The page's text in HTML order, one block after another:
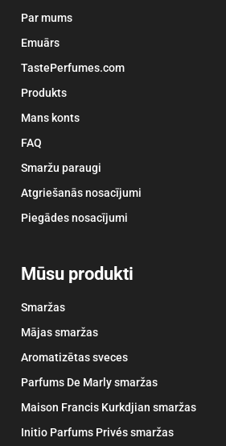
Par mums
Emuārs
TastePerfumes.com
Produkts
Mans konts
FAQ
Smaržu paraugi
Atgriešanās nosacījumi
Piegādes nosacījumi
Mūsu produkti
Smaržas
Mājas smaržas
Aromatizētas sveces
Parfums De Marly smaržas
Maison Francis Kurkdjian smaržas
Initio Parfums Privés smaržas